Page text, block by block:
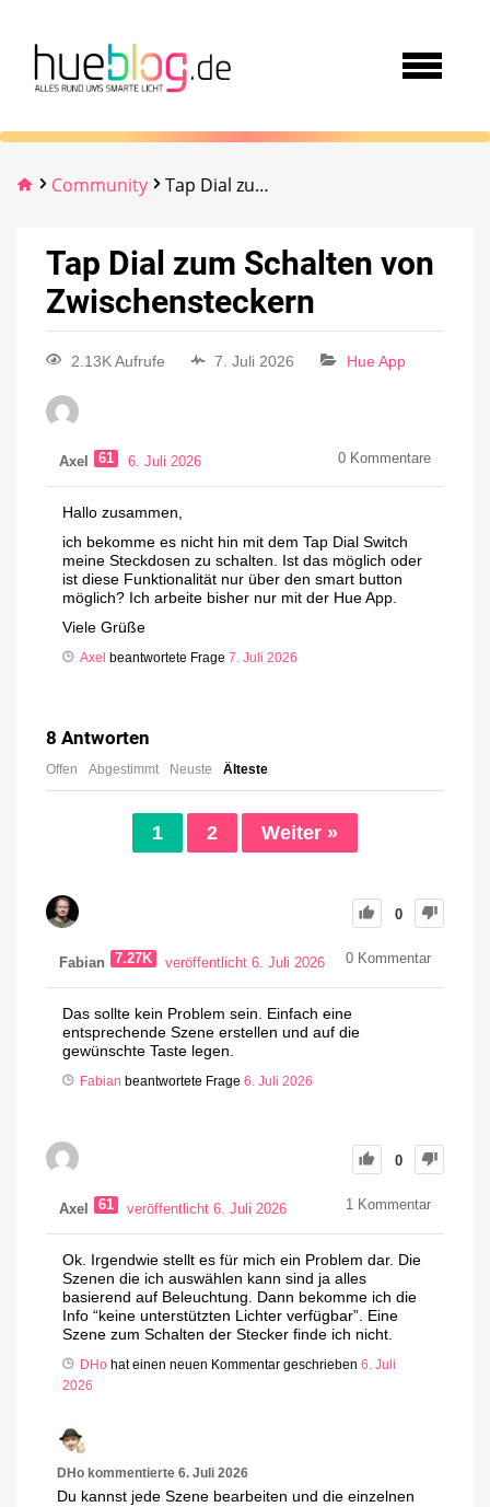
Community Tap Dial zum Schalten von Zwischensteckern
Tap Dial zum Schalten von
Zwischensteckern
2.13K Aufrufe 7. Juli 2026 Hue App
Axel 61 6. Juli 2026 0 Kommentare
Hallo zusammen,
ich bekomme es nicht hin mit dem Tap Dial Switch
meine Steckdosen zu schalten. Ist das möglich oder
ist diese Funktionalität nur über den smart button
möglich? Ich arbeite bisher nur mit der Hue App.
Viele Grüße
Axel beantwortete Frage 7. Juli 2026
8 Antworten
Offen Abgestimmt Neuste Älteste
1 2 Weiter »
0
Fabian 7.27K veröffentlicht 6. Juli 2026 0 Kommentar
Das sollte kein Problem sein. Einfach eine
entsprechende Szene erstellen und auf die
gewünschte Taste legen.
Fabian beantwortete Frage 6. Juli 2026
0
Axel 61 veröffentlicht 6. Juli 2026 1 Kommentar
Ok. Irgendwie stellt es für mich ein Problem dar. Die
Szenen die ich auswählen kann sind ja alles
basierend auf Beleuchtung. Dann bekomme ich die
Info “keine unterstützten Lichter verfügbar”. Eine
Szene zum Schalten der Stecker finde ich nicht.
DHo hat einen neuen Kommentar geschrieben 6. Juli
2026
DHo kommentierte 6. Juli 2026
Du kannst jede Szene bearbeiten und die einzelnen